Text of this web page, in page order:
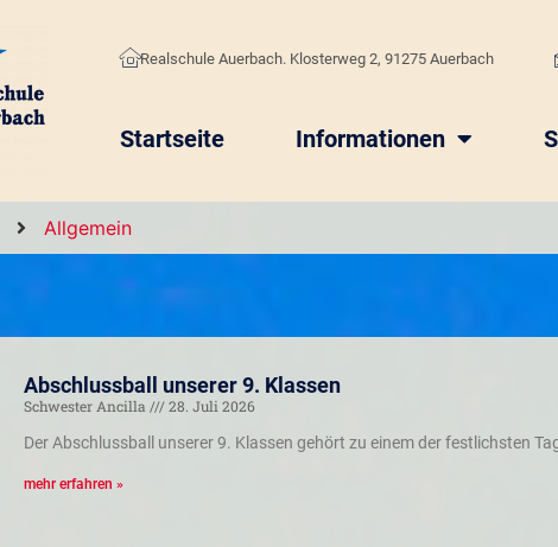
Realschule Auerbach. Klosterweg 2, 91275 Auerbach
Startseite Informationen
Allgemein
Abschlussball unserer 9. Klassen
Schwester Ancilla
28. Juli 2026
Der Abschlussball unserer 9. Klassen gehört zu einem der festlichsten
mehr erfahren »